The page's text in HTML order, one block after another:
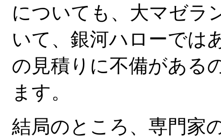
についても、大マゼラ
いて、銀河ハローでは
の見積りに不備がある
ます。
結局のところ、専門家